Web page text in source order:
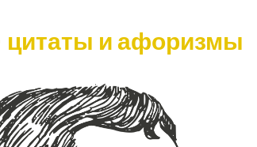
и афоризмы